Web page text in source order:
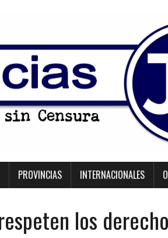
PROVINCIAS INTERNACIONALES
los